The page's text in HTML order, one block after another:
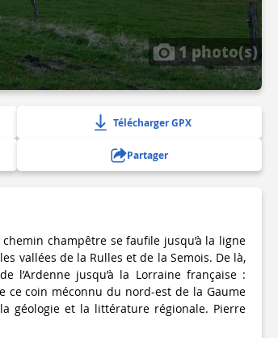
1 photo(s)
Télécharger GPX
Partager
champêtre se faufile jusqu’à la ligne
vallées de la Rulles et de la Semois. De là,
l’Ardenne jusqu’à la Lorraine française :
ce coin méconnu du nord-est de la Gaume
géologie et la littérature régionale. Pierre